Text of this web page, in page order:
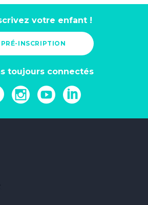
votre enfant !
PRÉ-INSCRIPTION
toujours connectés